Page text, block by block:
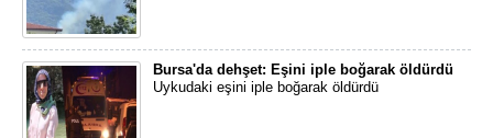
Bursa'da dehşet: Eşini iple boğarak öldürdü
Uykudaki eşini iple boğarak öldürdü